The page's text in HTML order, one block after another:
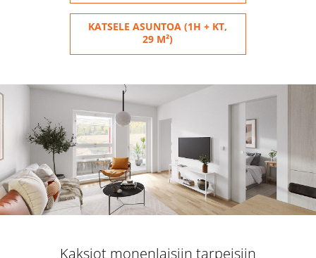
KATSELE ASUNTOA (1H + KT,
29 M²)
Kaksiot monenlaisiin tarpeisiin